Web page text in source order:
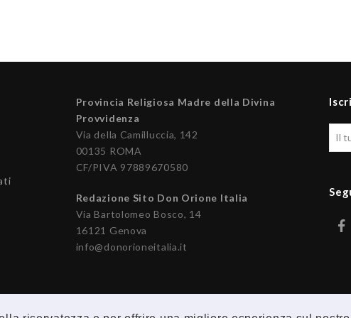
Provincia Religiosa Madre della Divina
Provvidenza
Via della Camilluccia, 142
00135 ROMA
CF/PIVA 97889670580
Redazione Sito Don Orione Italia
Via Bartolomeo Bosco, 14
16121 Genova
info@donorioneitalia.it